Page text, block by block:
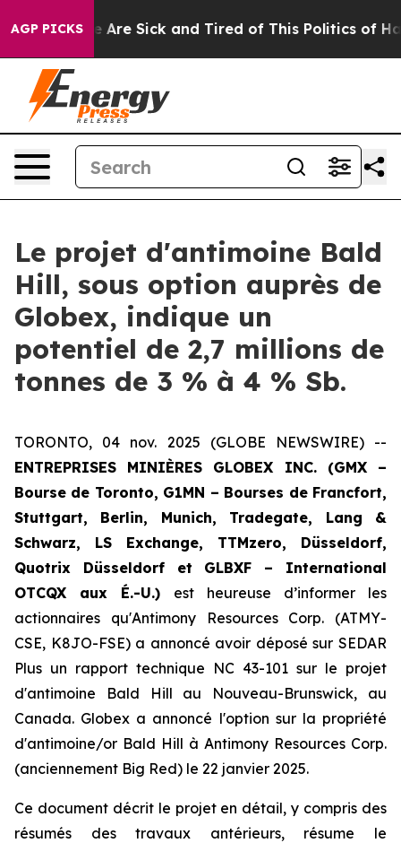
AGP PICKS
“People Are Sick and Tired of This Politics of
Le projet d'antimoine Bald
Hill, sous option auprès de
Globex, indique un
potentiel de 2,7 millions de
tonnes de 3 % à 4 % Sb.
TORONTO, 04 nov. 2025 (GLOBE NEWSWIRE) --
ENTREPRISES MINIÈRES GLOBEX INC. (GMX –
Bourse de Toronto, G1MN – Bourses de Francfort,
Stuttgart, Berlin, Munich, Tradegate, Lang &
Schwarz, LS Exchange, TTMzero, Düsseldorf,
Quotrix Düsseldorfet GLBXF – International
OTCQX aux É.-U.) est heureuse d’informer les
actionnaires qu'Antimony Resources Corp. (ATMY-
CSE, K8JO-FSE) a annoncé avoir déposé sur SEDAR
Plus un rapport technique NC 43-101 sur le projet
d'antimoine Bald Hill au Nouveau-Brunswick, au
Canada. Globex a annoncé l'option sur la propriété
d'antimoine/or Bald Hill à Antimony Resources Corp.
(anciennement Big Red) le 22 janvier 2025.
Ce document décrit le projet en détail, y compris des
résumés des travaux antérieurs, résume le